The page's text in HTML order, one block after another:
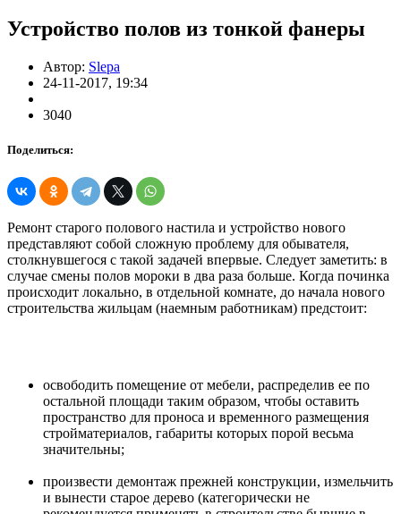
Устройство полов из тонкой фанеры
Автор: Slepa
24-11-2017, 19:34
3040
Поделиться:
Ремонт старого полового настила и устройство нового
представляют собой сложную проблему для обывателя,
столкнувшегося с такой задачей впервые. Следует заметить: в
случае смены полов мороки в два раза больше. Когда починка
происходит локально, в отдельной комнате, до начала нового
строительства жильцам (наемным работникам) предстоит:
освободить помещение от мебели, распределив ее по
остальной площади таким образом, чтобы оставить
пространство для проноса и временного размещения
стройматериалов, габариты которых порой весьма
значительны;
произвести демонтаж прежней конструкции, измельчить
и вынести старое дерево (категорически не